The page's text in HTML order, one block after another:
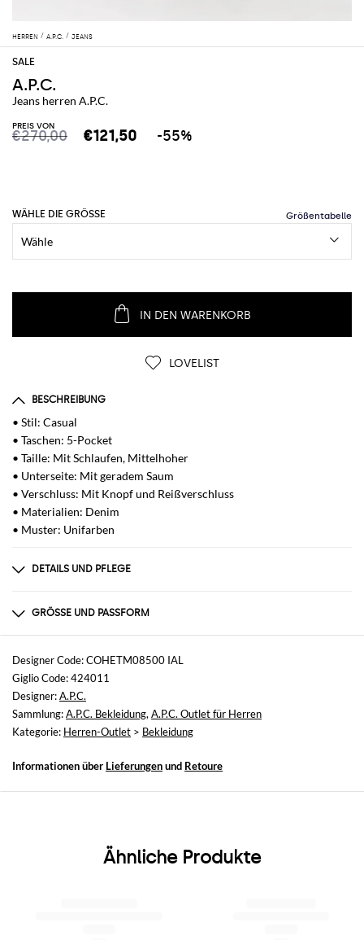
HERREN A.P.C. JEANS
A.P.C.
Jeans herren A.P.C.
PREIS VON
€270,00 €121,50 -55%
WÄHLE DIE GRÖSSE
IN DEN WARENKORB
LOVELIST
BESCHREIBUNG
• Stil: Casual
• Taschen: 5-Pocket
• Taille: Mit Schlaufen, Mittelhoher
• Unterseite: Mit geradem Saum
• Verschluss: Mit Knopf und Reißverschluss
• Materialien: Denim
• Muster: Unifarben
DETAILS UND PFLEGE
100 coGRÖSSE UND PASSFORM
Größen
nicht verfügbar
Größe und Passform
Normale Passform
Designer Code: COHETM08500 IAL
Giglio Code: 424011
Designer:A.P.C.
Sammlung:A.P.C. Bekleidung, A.P.C. Outlet für Herren
Kategorie: Herren-Outlet > Bekleidung
Informationen über Lieferungenund Retoure
Ähnliche Produkte